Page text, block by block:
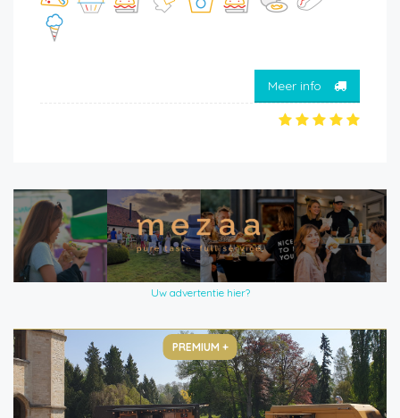
Meer info
Uw advertentie hier?
PREMIUM +